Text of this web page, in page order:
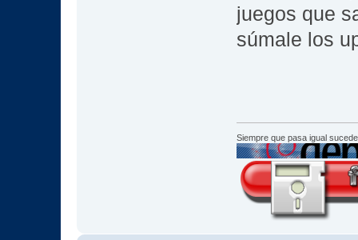
juegos que
súmale los
Siempre que pasa igual